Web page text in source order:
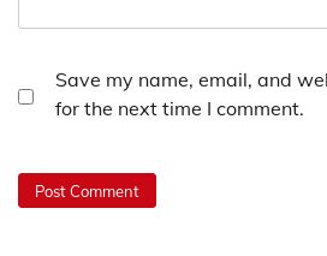
Save my name, email, and
for the next time I comment.